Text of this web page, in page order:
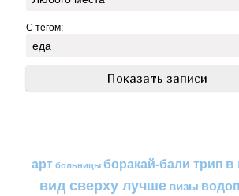
С тегом:
арт больницы боракай-бали трип в
вид сверху лучшевизы